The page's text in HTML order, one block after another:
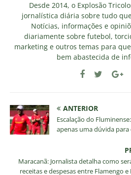
Desde 2014, o Explosão
jornalística diária sobre tudo
Notícias, informações e
diariamente sobre futebol,
marketing e outros temas para
bem abastecida de
ANTERIOR
Escalação do
apenas uma dúvida
Maracanã: Jornalista detalha como
receitas e despesas entre Flamengo